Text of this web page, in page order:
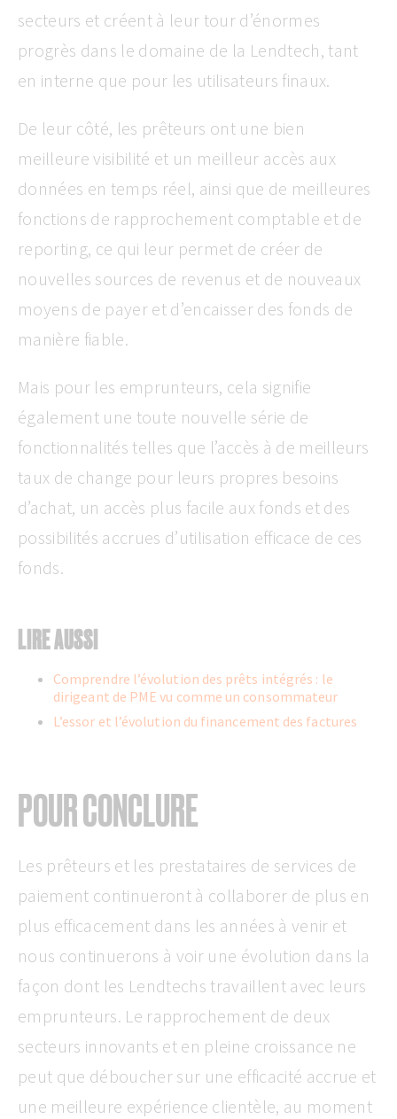
secteurs et créent à leur tour d’énormes
progrès dans le domaine de la Lendtech, tant
en interne que pour les utilisateurs finaux.
De leur côté, les prêteurs ont une bien
meilleure visibilité et un meilleur accès aux
données en temps réel, ainsi que de meilleures
fonctions de rapprochement comptable et de
reporting, ce qui leur permet de créer de
nouvelles sources de revenus et de nouveaux
moyens de payer et d’encaisser des fonds de
manière fiable.
Mais pour les emprunteurs, cela signifie
également une toute nouvelle série de
fonctionnalités telles que l’accès à de meilleurs
taux de change pour leurs propres besoins
d’achat, un accès plus facile aux fonds et des
possibilités accrues d’utilisation efficace de ces
fonds.
LIRE AUSSI
Comprendre l’évolution des prêts intégrés : le
dirigeant de PME vu comme un consommateur
L’essor et l’évolution du financement des factures
POUR CONCLURE
Les prêteurs et les prestataires de services de
paiement continueront à collaborer de plus en
plus efficacement dans les années à venir et
nous continuerons à voir une évolution dans la
façon dont les Lendtechs travaillent avec leurs
emprunteurs. Le rapprochement de deux
secteurs innovants et en pleine croissance ne
peut que déboucher sur une efficacité accrue et
une meilleure expérience clientèle, au moment